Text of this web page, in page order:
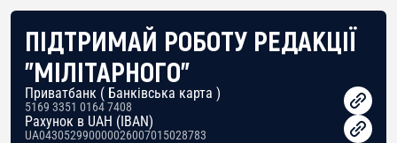
ПІДТРИМАЙ РОБОТУ РЕДАКЦІЇ
"МІЛІТАРНОГО"
Приватбанк ( Банківська карта )
5169 3351 0164 7408
Рахунок в UAH (IBAN)
UA043052990000026007015028783